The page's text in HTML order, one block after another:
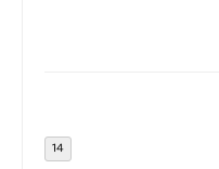
14